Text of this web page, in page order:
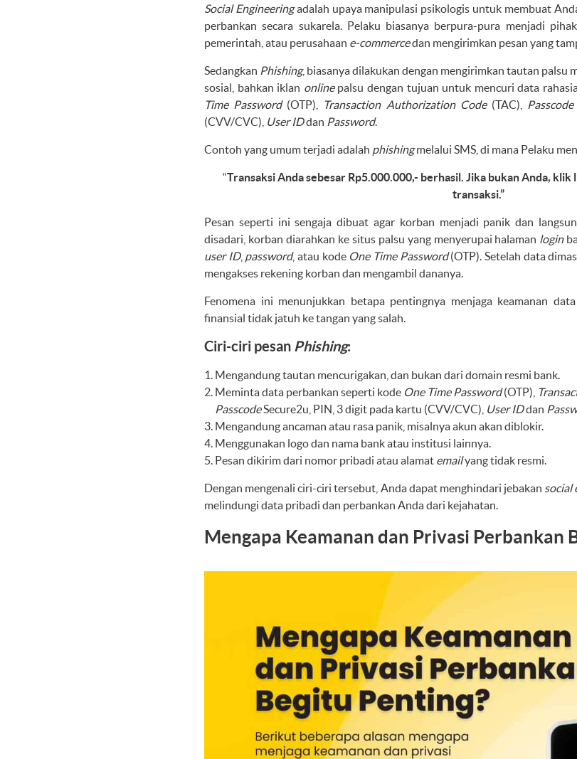
Social Engineeringadalah upaya manipulasi psikologis untuk membuat
perbankan secara sukarela. Pelaku biasanya berpura-pura menjadi
pemerintah, atau perusahaan e-commercedan mengirimkan pesan yang
Sedangkan Phishing, biasanya dilakukan dengan mengirimkan tautan palsu
sosial, bahkan iklan onlinepalsu dengan tujuan untuk mencuri data
Time Password(OTP), Transaction Authorization Code(TAC), Passcode
(CVV/CVC), User IDdan Password.
Contoh yang umum terjadi adalah phishingmelalui SMS, di mana Pelaku
“Transaksi Anda sebesar Rp5.000.000,- berhasil. Jika bukan Anda,
transaksi.”
Pesan seperti ini sengaja dibuat agar korban menjadi panik dan
disadari, korban diarahkan ke situs palsu yang menyerupai halaman login
user ID, password, atau kode One Time Password(OTP). Setelah data
mengakses rekening korban dan mengambil dananya.
Fenomena ini menunjukkan betapa pentingnya menjaga keamanan
finansial tidak jatuh ke tangan yang salah.
Ciri-ciri pesan Phishing:
Mengandung tautan mencurigakan, dan bukan dari domain resmi bank.
Meminta data perbankan seperti kode One Time Password(OTP),
PasscodeSecure2u, PIN, 3 digit pada kartu (CVV/CVC), User IDdan
Mengandung ancaman atau rasa panik, misalnya akun akan diblokir.
Menggunakan logo dan nama bank atau institusi lainnya.
Pesan dikirim dari nomor pribadi atau alamat emailyang tidak resmi.
Dengan mengenali ciri-ciri tersebut, Anda dapat menghindari jebakan social
melindungi data pribadi dan perbankan Anda dari kejahatan.
Mengapa Keamanan dan Privasi Perbankan